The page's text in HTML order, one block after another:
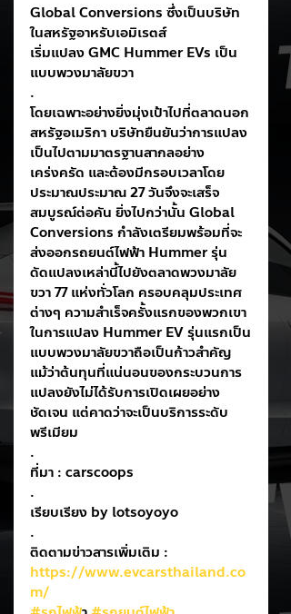
Global Conversions ซึ่งเป็นบริษัท
ในสหรัฐอาหรับเอมิเรตส์
เริ่มแปลง GMC Hummer EVs เป็น
แบบพวงมาลัยขวา
.
โดยเฉพาะอย่างยิ่งมุ่งเป้าไปที่ตลาดนอก
สหรัฐอเมริกา บริษัทยืนยันว่าการแปลง
เป็นไปตามมาตรฐานสากลอย่าง
เคร่งครัด และต้องมีกรอบเวลาโดย
ประมาณประมาณ 27 วันจึงจะเสร็จ
สมบูรณ์ต่อคัน ยิ่งไปกว่านั้น Global
Conversions กำลังเตรียมพร้อมที่จะ
ส่งออกรถยนต์ไฟฟ้า Hummer รุ่น
ดัดแปลงเหล่านี้ไปยังตลาดพวงมาลัย
ขวา 77 แห่งทั่วโลก ครอบคลุมประเทศ
ต่างๆ ความสำเร็จครั้งแรกของพวกเขา
ในการแปลง Hummer EV รุ่นแรกเป็น
แบบพวงมาลัยขวาถือเป็นก้าวสำคัญ
แม้ว่าต้นทุนที่แน่นอนของกระบวนการ
แปลงยังไม่ได้รับการเปิดเผยอย่าง
ชัดเจน แต่คาดว่าจะเป็นบริการระดับ
พรีเมียม
.
ที่มา : carscoops
.
เรียบเรียง by lotsoyoyo
.
ติดตามข่าวสารเพิ่มเติม :
https://www.evcarsthailand.co
m/